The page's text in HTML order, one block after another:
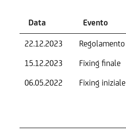
Data Evento
22.12.2023 Regolamento
15.12.2023
Fixing finale
06.05.2022
Fixing iniziale